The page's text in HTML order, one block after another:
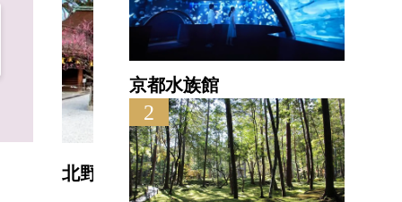
野天満宮
京都水族館
2